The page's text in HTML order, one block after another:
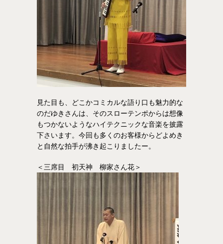
見た目も、どこかコミカルな語り口も魅力的な
のだゆきさんは、そのスローテンポからは想像
もつかないようなハイテクニックな音楽を披露
下さいます。今回も多くのお客様からどよめき
と自然な拍手が沸き起こりましたー。
＜三席目 初天神 柳家さん花＞